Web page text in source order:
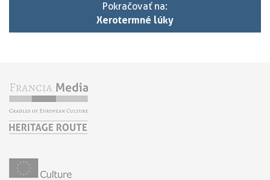
Pokračovať na:
Xerotermné lúky